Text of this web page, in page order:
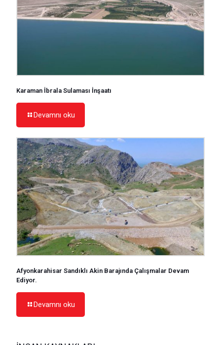
Karaman İbrala Sulaması İnşaatı
Devamnı oku
Afyonkarahisar Sandıklı Akin Barajında Çalışmalar Devam
Ediyor.
Devamnı oku